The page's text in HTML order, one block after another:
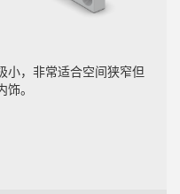
小，非常适合空间狭窄但
饰。